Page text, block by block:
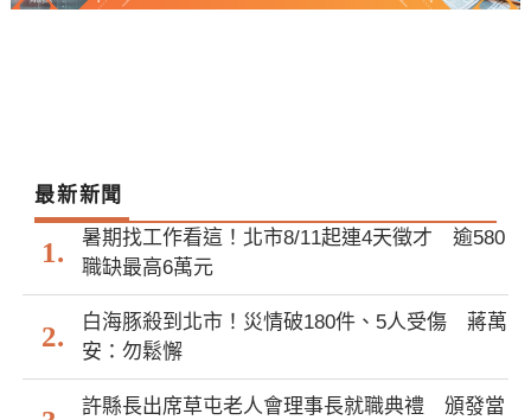
最新新聞
暑期找工作看這！北市8/11起連4天徵才 逾580
職缺最高6萬元
白海豚殺到北市！災情破180件、5人受傷 蔣萬
安：勿鬆懈
許縣長出席草屯老人會理事長就職典禮 頒發當